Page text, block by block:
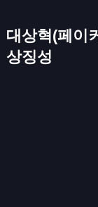
대상혁(페이
상징성